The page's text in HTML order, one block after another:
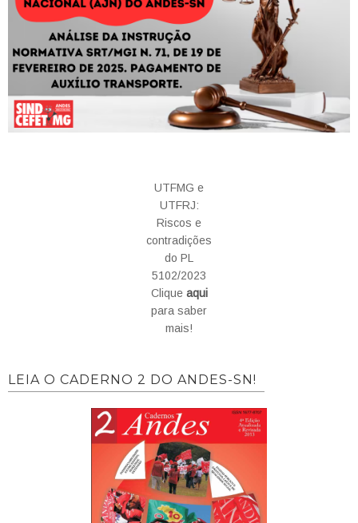
UTFMG e
UTFRJ:
Riscos e
contradições
do PL
5102/2023
Clique aqui
para saber
mais!
LEIA O CADERNO 2 DO ANDES-SN!